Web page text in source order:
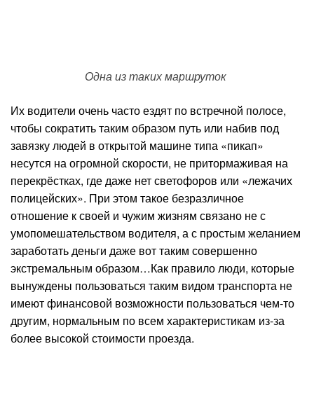
Одна из таких маршруток
Их водители очень часто ездят по встречной полосе,
чтобы сократить таким образом путь или набив под
завязку людей в открытой машине типа «пикап»
несутся на огромной скорости, не притормаживая на
перекрёстках, где даже нет светофоров или «лежачих
полицейских». При этом такое безразличное
отношение к своей и чужим жизням связано не с
умопомешательством водителя, а с простым желанием
заработать деньги даже вот таким совершенно
экстремальным образом…Как правило люди, которые
вынуждены пользоваться таким видом транспорта не
имеют финансовой возможности пользоваться чем-то
другим, нормальным по всем характеристикам из-за
более высокой стоимости проезда.